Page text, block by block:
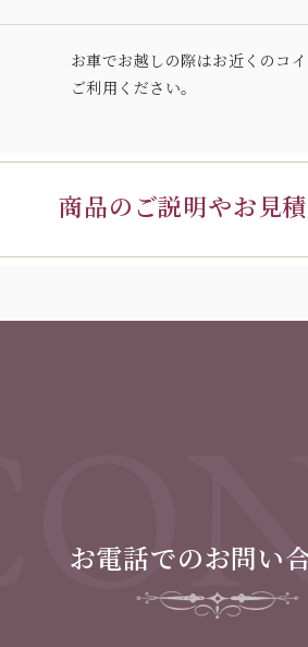
お車でお越しの際はお近くのコ
ご利用ください。
商品のご説明やお見
お電話でのお問い